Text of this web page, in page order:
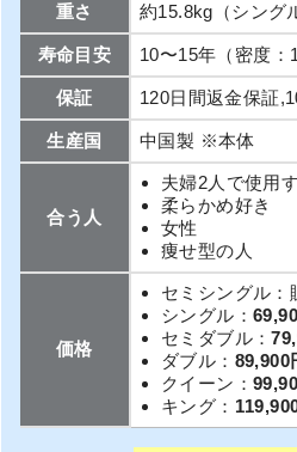
重さ 約15.8kg（シング
寿命目安 10〜15年（密度
保証 120日間返金保証
生産国 中国製 ※本体
合う人
夫婦2人で使用
柔らかめ好き
女性
痩せ型の人
価格
セミシングル：
シングル：
セミダブル：
ダブル： 89,900
クイーン：
キング：